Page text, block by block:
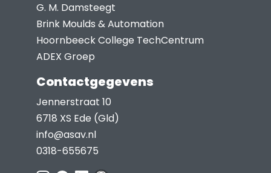
G. M. Damsteegt
Brink Moulds & Automation
Hoornbeeck College TechCentrum
ADEX Groep
Contactgegevens
Jennerstraat 10
6718 XS Ede (Gld)
info@asav.nl
0318-655675